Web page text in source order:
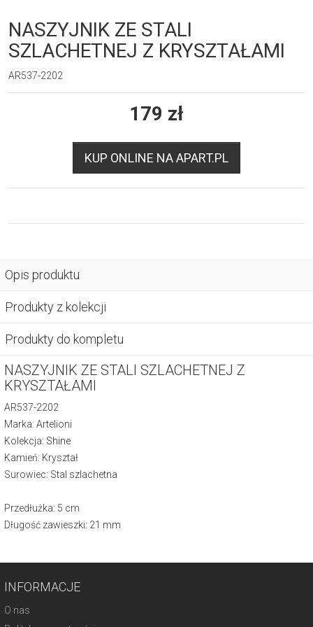
NASZYJNIK ZE STALI
SZLACHETNEJ Z KRYSZTAŁAMI
AR537-2202
179 zł
KUP ONLINE NA APART.PL
Opis produktu
Produkty z kolekcji
Produkty do kompletu
NASZYJNIK ZE STALI SZLACHETNEJ Z
KRYSZTAŁAMI
AR537-2202
Marka: Artelioni
Kolekcja: Shine
Kamień: Kryształ
Surowiec: Stal szlachetna
Przedłużka: 5 cm
Długość zawieszki: 21 mm
INFORMACJE
O nas